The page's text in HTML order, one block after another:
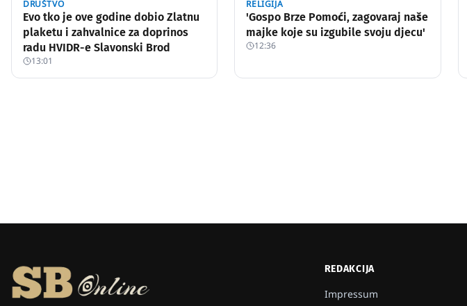
DRUŠTVO
Evo tko je ove godine dobio Zlatnu
plaketu i zahvalnice za doprinos
radu HVIDR-e Slavonski Brod
13:01
RELIGIJA
'Gospo Brze Pomoći, zagovaraj naše
majke koje su izgubile svoju djecu'
12:36
REDAKCIJA
Impressum